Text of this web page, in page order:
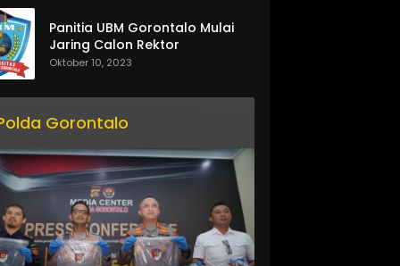
Panitia UBM Gorontalo Mulai
Jaring Calon Rektor
Oktober 10, 2023
Gorontalo